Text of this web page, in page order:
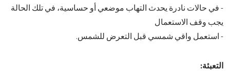
- في حالات نادرة يحدث التهاب موضعي أو حساسية، في تلك الحالة
يجب وقف الاستعمال
- استعمل واقي شمسي قبل التعرض للشمس.
التعبئة: